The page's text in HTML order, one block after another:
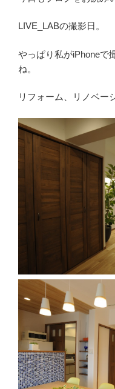
LIVE_LABの撮影日。
やっぱり私がiPhoneで
ね。
リフォーム、リノベー